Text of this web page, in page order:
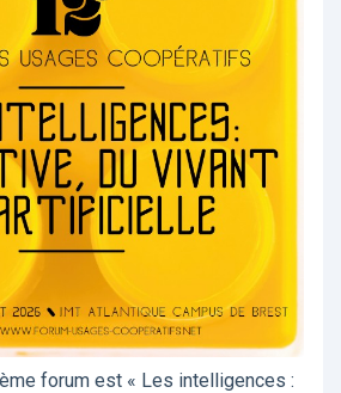
forum est « Les intelligences :